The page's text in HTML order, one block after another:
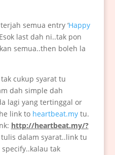
semua entry ‘Happy
last dah ni..tak pon
semua..then boleh la
cukup syarat tu
dah simple dah
lagi yang tertinggal or
link to heartbeat.mytu.
http://heartbeat.my/?
dalam syarat..link tu
tak